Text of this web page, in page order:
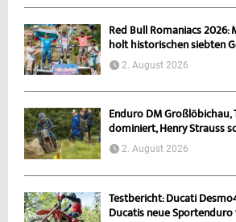
Red Bull Romaniacs 2026:
holt historischen siebten
2. August 2026
Enduro DM Großlöbichau,
dominiert, Henry Strauss
2. August 2026
Testbericht: Ducati
Ducatis neue